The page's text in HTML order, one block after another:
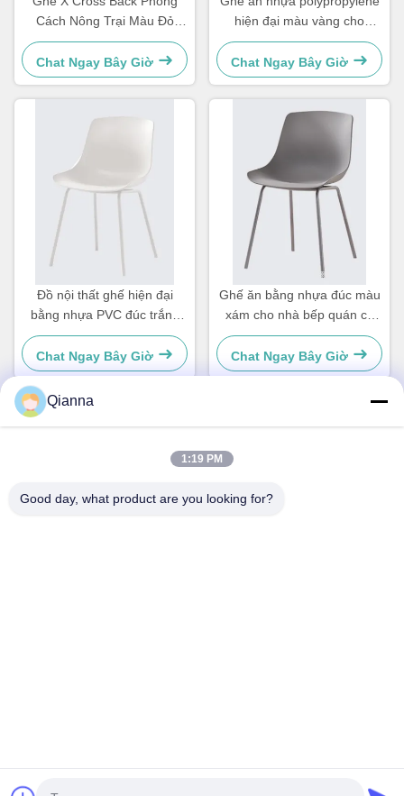
Cách Nông Trại Màu Đỏ
Dành Cho Quán Bistro Nhà
Bếp Tùy Chỉnh
Chat Ngay Bây Giờ
hiện đại màu vàng cho
phòng ăn nhà hàng
Chat Ngay Bây Giờ
Đồ nội thất ghế hiện đại
bằng nhựa PVC đúc trắng
cho phòng ăn OEM
Chat Ngay Bây Giờ
Ghế ăn bằng nhựa đúc màu
xám cho nhà bếp quán cà
phê ODM
Chat Ngay Bây Giờ
Địa chỉ
2026 Tongxiang Yuesheng Import and Export Trading Co., Ltd.
Qianna
1:19 PM
Good day, what product are you looking for?